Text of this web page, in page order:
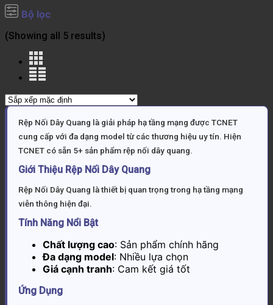
Bộ lọc
(Showing all 5 results)
Rệp Nối Dây Quang là giải pháp hạ tầng mạng được TCNET
cung cấp với đa dạng model từ các thương hiệu uy tín. Hiện
TCNET có sẵn 5+ sản phẩm rệp nối dây quang.
Giới Thiệu Rệp Nối Dây Quang
Rệp Nối Dây Quang là thiết bị quan trọng trong hạ tầng mạng
viễn thông hiện đại.
Tính Năng Nổi Bật
Chất lượng cao: Sản phẩm chính hãng
Đa dạng model: Nhiều lựa chọn
Giá cạnh tranh: Cam kết giá tốt
Ứng Dụng